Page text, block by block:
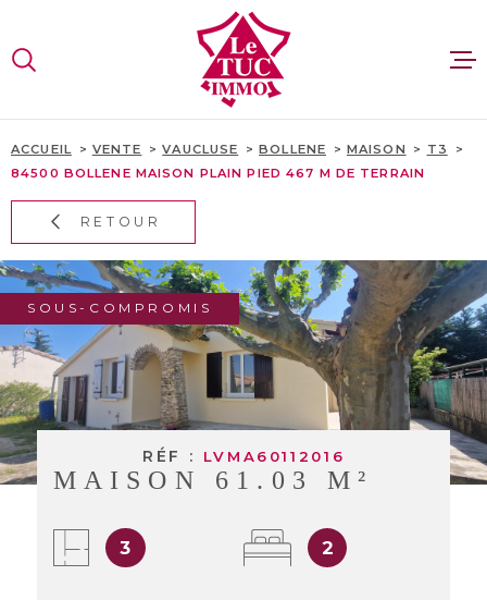
menu
contenu
VENTES
SITE
ACCUEIL VENTE VAUCLUSE BOLLENE MAISON
T3
84500 BOLLENE MAISON PLAIN PIED 467 M DE TERRAIN
RETOUR
SOUS-COMPROMIS
RÉF : LVMA60112016
MAISON 61.03 M²
3 2
VOTRE
RECHERCHE
TYPE
DE
BIEN
TYPE DE BIEN
PAYS
PAYS
VILLE
Budget